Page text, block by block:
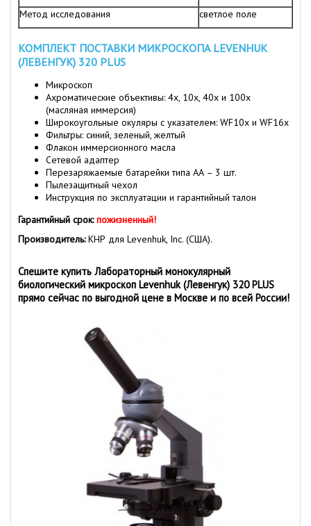
Метод исследования
светлое поле
КОМПЛЕКТ ПОСТАВКИ МИКРОСКОПА LEVENHUK
(ЛЕВЕНГУК) 320 PLUS
Микроскоп
Ахроматические объективы: 4х, 10х, 40х и 100х
(масляная иммерсия)
Широкоугольные окуляры с указателем: WF10x и WF16x
Фильтры: синий, зеленый, желтый
Флакон иммерсионного масла
Сетевой адаптер
Перезаряжаемые батарейки типа АА – 3 шт.
Пылезащитный чехол
Инструкция по эксплуатации и гарантийный талон
Гарантийный срок: пожизненный!
Производитель:КНР для Levenhuk, Inc. (США).
Спешите купить Лабораторный монокулярный
биологический микроскоп Levenhuk (Левенгук) 320 PLUS
прямо сейчас по выгодной цене в Москве и по всей России!